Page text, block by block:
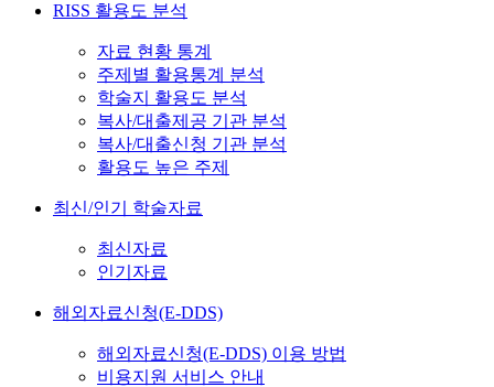
RISS 활용도 분석
자료 현황 통계
주제별 활용통계 분석
학술지 활용도 분석
복사/대출제공 기관 분석
복사/대출신청 기관 분석
활용도 높은 주제
최신/인기 학술자료
최신자료
인기자료
해외자료신청(E-DDS)
해외자료신청(E-DDS) 이용 방법
비용지원 서비스 안내